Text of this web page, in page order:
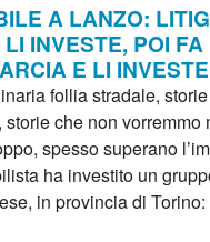
A LANZO:
INVESTE, POI FA
E LI
follia stradale,
che non vorremmo
spesso superano
ha investito un
in provincia di